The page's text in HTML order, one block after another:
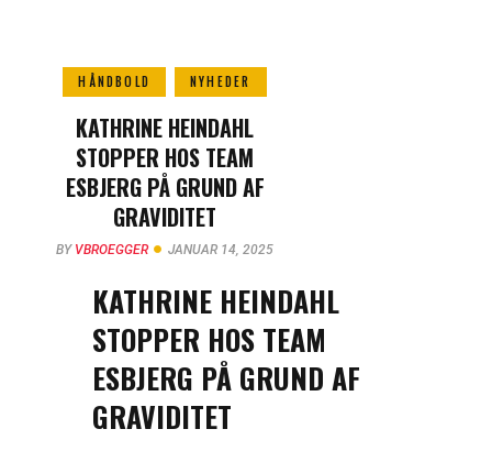
HÅNDBOLD NYHEDER
KATHRINE HEINDAHL
STOPPER HOS TEAM
ESBJERG PÅ GRUND AF
GRAVIDITET
BY VBROEGGER JANUAR 14, 2025
KATHRINE HEINDAHL
STOPPER HOS TEAM
ESBJERG PÅ GRUND AF
GRAVIDITET